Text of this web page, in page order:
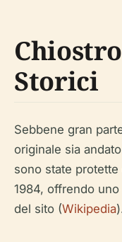
Storici
Sebbene gran
originale sia
sono state
1984, offrendo
del sito (Wikipedia